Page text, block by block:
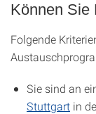
Können Sie
Folgende
Sie sind an
Stuttgart in